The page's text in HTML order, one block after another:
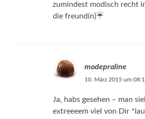
zumindest modisch recht
die freundin)☔️
modepraline
10. März 2015 um
Ja, habs gesehen – man
extreeeem viel von Dir